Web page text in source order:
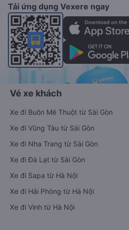
Tải ứng dụng Vexere ngay
Vé xe khách
Xe đi Buôn Mê Thuột từ Sài Gòn
Xe đi Vũng Tàu từ Sài Gòn
Xe đi Nha Trang từ Sài Gòn
Xe đi Đà Lạt từ Sài Gòn
Xe đi Sapa từ Hà Nội
Xe đi Hải Phòng từ Hà Nội
Xe đi Vinh từ Hà Nội